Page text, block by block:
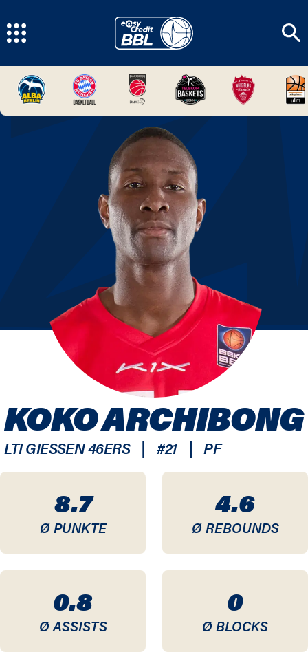
8.7
Ø PUNKTE
4.6
Ø REBOUNDS
0.8
Ø ASSISTS
0
Ø BLOCKS
KOKO ARCHIBONG
LTI GIESSEN 46ERS | #21 | PF